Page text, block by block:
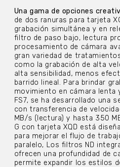
Una gama de opciones
de dos ranuras para tarjeta
grabación simultánea y en
filtro de paso bajo, lectura
procesamiento de cámara
gran variedad de
como la grabación de alta
alta sensibilidad, menos
barrido lineal. Para brindar
movimiento en cámara lenta
FS7, se ha desarrollado una
con transferencia de
MB/s (lectura) y hasta 350
G con tarjeta XQD está
para mejorar el flujo de
paralelo, Los filtros ND
ofrecen una profundidad de
permite expandir los estilos